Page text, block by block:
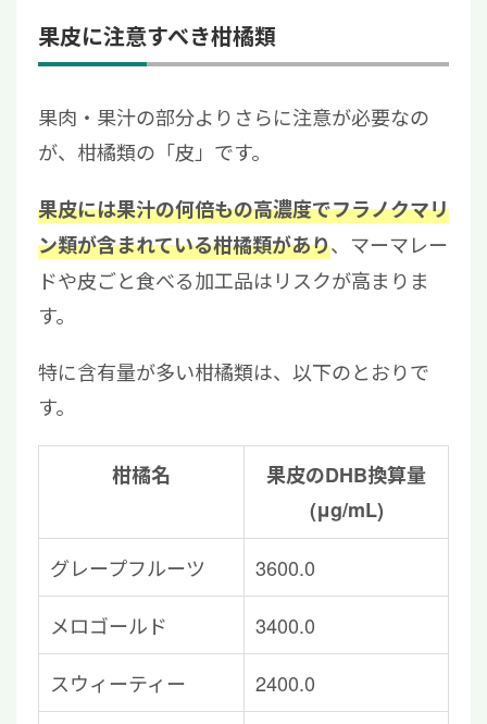
果皮に注意すべき柑橘類
果肉・果汁の部分よりさらに注意が必要なの
が、柑橘類の「皮」です。
果皮には果汁の何倍もの高濃度でフラノクマリ
ン類が含まれている柑橘類があり、マーマレー
ドや皮ごと食べる加工品はリスクが高まりま
す。
特に含有量が多い柑橘類は、以下のとおりで
す。
柑橘名
果皮のDHB換算量
(μg/mL)
グレープフルーツ 3600.0
メロゴールド 3400.0
スウィーティー 2400.0